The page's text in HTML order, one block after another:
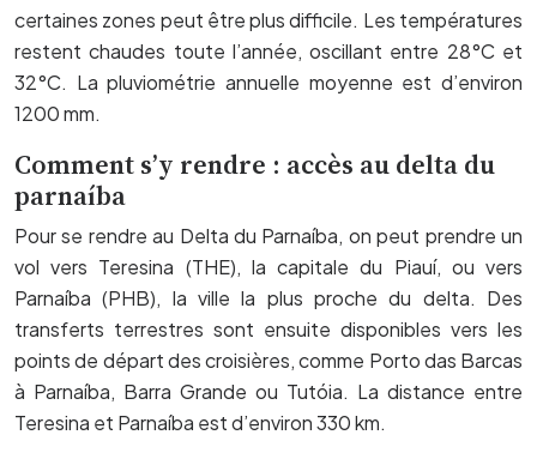
certaines zones peut être plus difficile. Les températures
restent chaudes toute l’année, oscillant entre 28°C et
32°C. La pluviométrie annuelle moyenne est d’environ
1200 mm.
Comment s’y rendre : accès au delta du
parnaíba
Pour se rendre au Delta du Parnaíba, on peut prendre un
vol vers Teresina (THE), la capitale du Piauí, ou vers
Parnaíba (PHB), la ville la plus proche du delta. Des
transferts terrestres sont ensuite disponibles vers les
points de départ des croisières, comme Porto das Barcas
à Parnaíba, Barra Grande ou Tutóia. La distance entre
Teresina et Parnaíba est d’environ 330 km.